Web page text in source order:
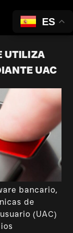
UTILIZA
UAC
bancario,
de
(UAC)
ES